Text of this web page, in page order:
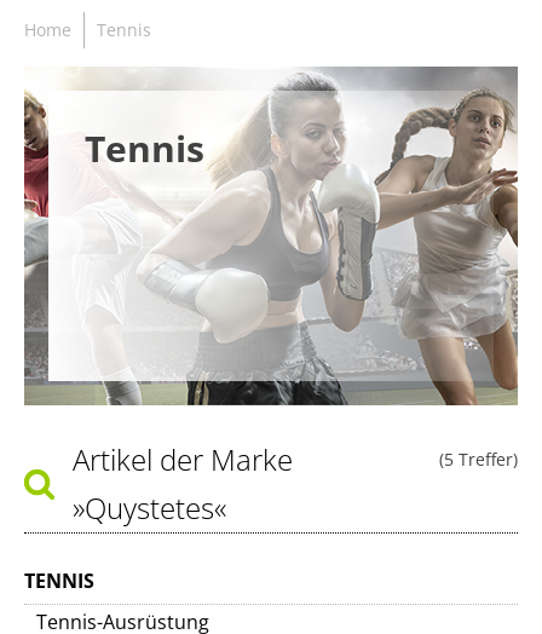
Home Tennis
Tennis
(5 Treffer)
Artikel der Marke
»Quystetes«
TENNIS
Tennis-Ausrüstung